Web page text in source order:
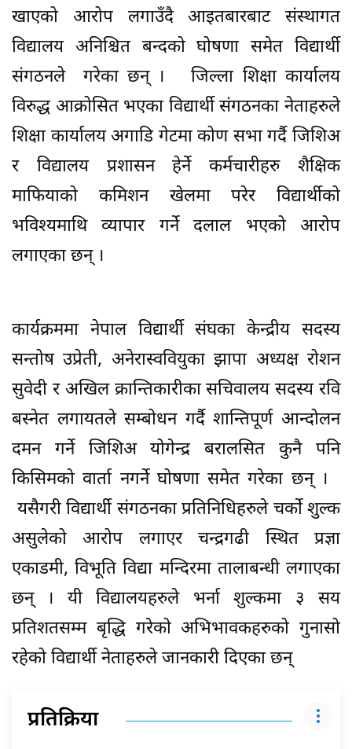
खाएको आरोप लगाउँदै आइतबारबाट संस्थागत
विद्यालय अनिश्चित बन्दको घोषणा समेत विद्यार्थी
संगठनले गरेका छन् । जिल्ला शिक्षा कार्यालय
विरुद्ध आक्रोसित भएका विद्यार्थी संगठनका नेताहरुले
शिक्षा कार्यालय अगाडि गेटमा कोण सभा गर्दै जिशिअ
र विद्यालय प्रशासन हेर्ने कर्मचारीहरु शैक्षिक
माफियाको कमिशन खेलमा परेर विद्यार्थीको
भविश्यमाथि व्यापार गर्ने दलाल भएको आरोप
लगाएका छन् ।
कार्यक्रममा नेपाल विद्यार्थी संघका केन्द्रीय सदस्य
सन्तोष उप्रेती, अनेरास्ववियुका झापा अध्यक्ष रोशन
सुवेदी र अखिल क्रान्तिकारीका सचिवालय सदस्य रवि
बस्नेत लगायतले सम्बोधन गर्दै शान्तिपूर्ण आन्दोलन
दमन गर्ने जिशिअ योगेन्द्र बरालसित कुनै पनि
किसिमको वार्ता नगर्ने घोषणा समेत गरेका छन् ।
यसैगरी विद्यार्थी संगठनका प्रतिनिधिहरुले चर्को शुल्क
असुलेको आरोप लगाएर चन्द्रगढी स्थित प्रज्ञा
एकाडमी, विभूति विद्या मन्दिरमा तालाबन्धी लगाएका
छन् । यी विद्यालयहरुले भर्ना शुल्कमा ३ सय
प्रतिशतसम्म बृद्धि गरेको अभिभावकहरुको गुनासो
रहेको विद्यार्थी नेताहरुले जानकारी दिएका छन्
प्रतिक्रिया